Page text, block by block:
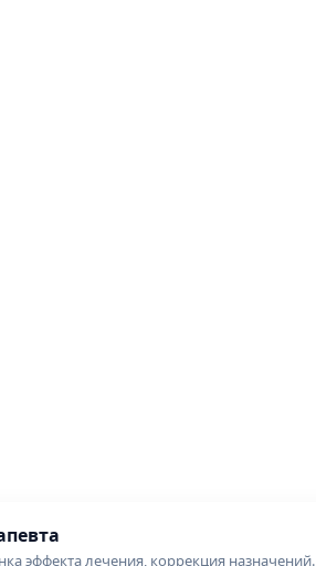
эффекта лечения, коррекция назначений.